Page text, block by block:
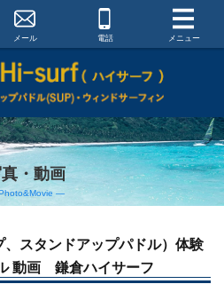
メール 電話 メニュー
・動画
―
スタンドアップパドル）体験
動画 鎌倉ハイサーフ